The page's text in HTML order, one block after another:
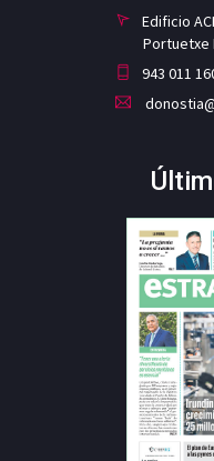
Edificio
Portuetxe
943 011